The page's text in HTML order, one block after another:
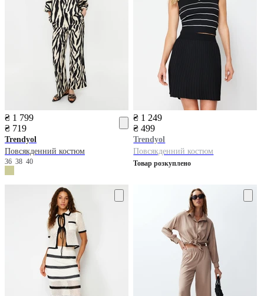
₴ 1 799
₴ 719
Trendyol
Повсякденний костюм
36 38 40
₴ 1 249
₴ 499
Trendyol
Повсякденний костюм
Товар розкуплено